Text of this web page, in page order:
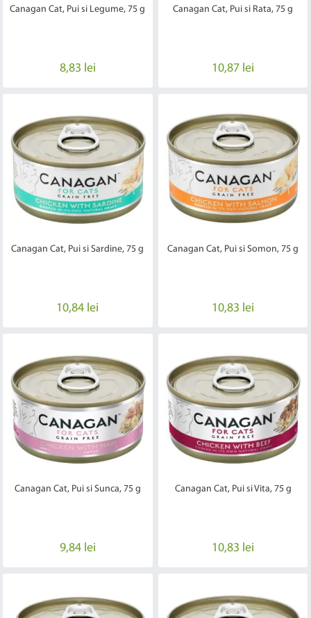
Canagan Cat, Pui si Legume, 75 g
8,83 lei
Canagan Cat, Pui si Rata, 75 g
10,87 lei
Canagan Cat, Pui si Sardine, 75 g
10,84 lei
Canagan Cat, Pui si Somon, 75 g
10,83 lei
Canagan Cat, Pui si Sunca, 75 g
9,84 lei
Canagan Cat, Pui si Vita, 75 g
10,83 lei